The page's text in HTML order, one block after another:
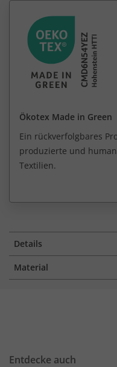
Ökotex Made in Green
Ein rückverfolgbares
produzierte und
Textilien.
Details
Material
Entdecke auch